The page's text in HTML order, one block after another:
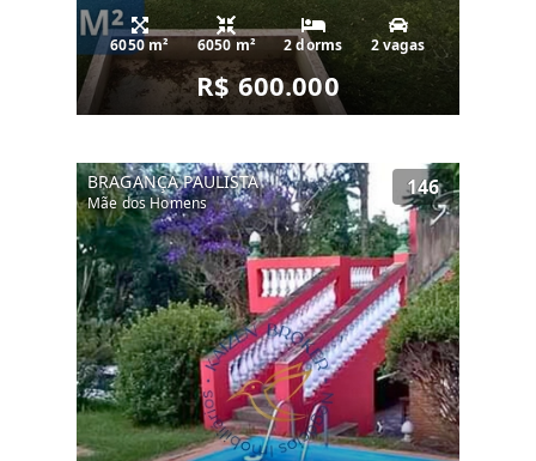
6050 m² 6050 m² 2 dorms 2 vagas
R$ 600.000
BRAGANÇA PAULISTA
Mãe dos Homens
146